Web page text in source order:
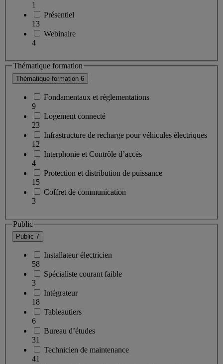
1
Présentiel
13
Webinaire
4
Thématique formation
Thématique formation 6
Fondamentaux et réglementations
9
Logement connecté
23
Infrastructure de recharge pour véhicules électriques
12
Interphonie et Contrôle d’accès
4
Protection et distribution de puissance
15
Coffret de communication
3
Public
Public 7
Installateur électricien
58
Spécialiste courant faible
3
Intégrateur
18
Tableautiers
6
Bureau d’études
31
Technicien de maintenance
41